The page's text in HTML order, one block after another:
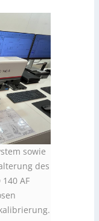
sowie
des
AF